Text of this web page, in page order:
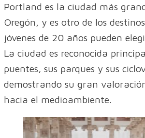
Portland es la ciudad más
Oregón, y es otro de los
jóvenes de 20 años pueden
La ciudad es reconocida
puentes, sus parques y sus
demostrando su gran
hacia el medioambiente.